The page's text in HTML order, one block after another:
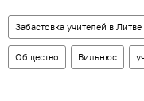
Забастовка учителей в
Общество Вильнюс